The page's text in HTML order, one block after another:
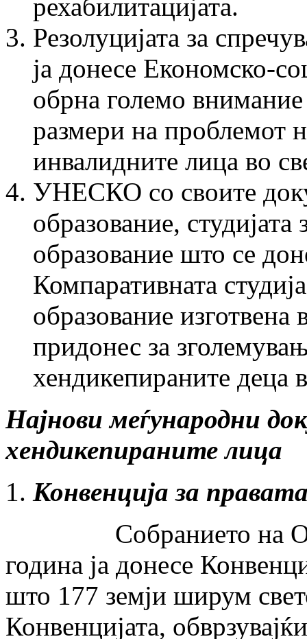
рехабилитацијата.
Резолуцијата за
ја донесе Економско-
обрна големо внимание
размери на проблемот
инвалидните лица во
УНЕСКО со своите
образование, студијата
образование што се
Компаративната
образование изготвена
придонес за
хендикепираните деца
Најнови меѓународни
Конвенција за
Собранието на
година ја донесе
што 177 земји ширум
Конвенцијата,